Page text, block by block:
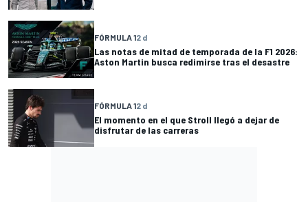
FÓRMULA 12 d
Las notas de mitad de temporada de la F1 2026:
Aston Martin busca redimirse tras el desastre
FÓRMULA 12 d
El momento en el que Stroll llegó a dejar de
disfrutar de las carreras